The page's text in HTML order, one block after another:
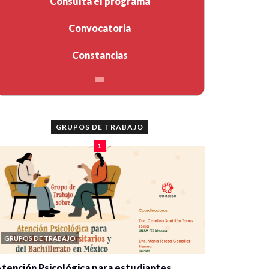
Convocatoria
Constancias
GRUPOS DE TRABAJO
1
GRUPOS DE TRABAJO